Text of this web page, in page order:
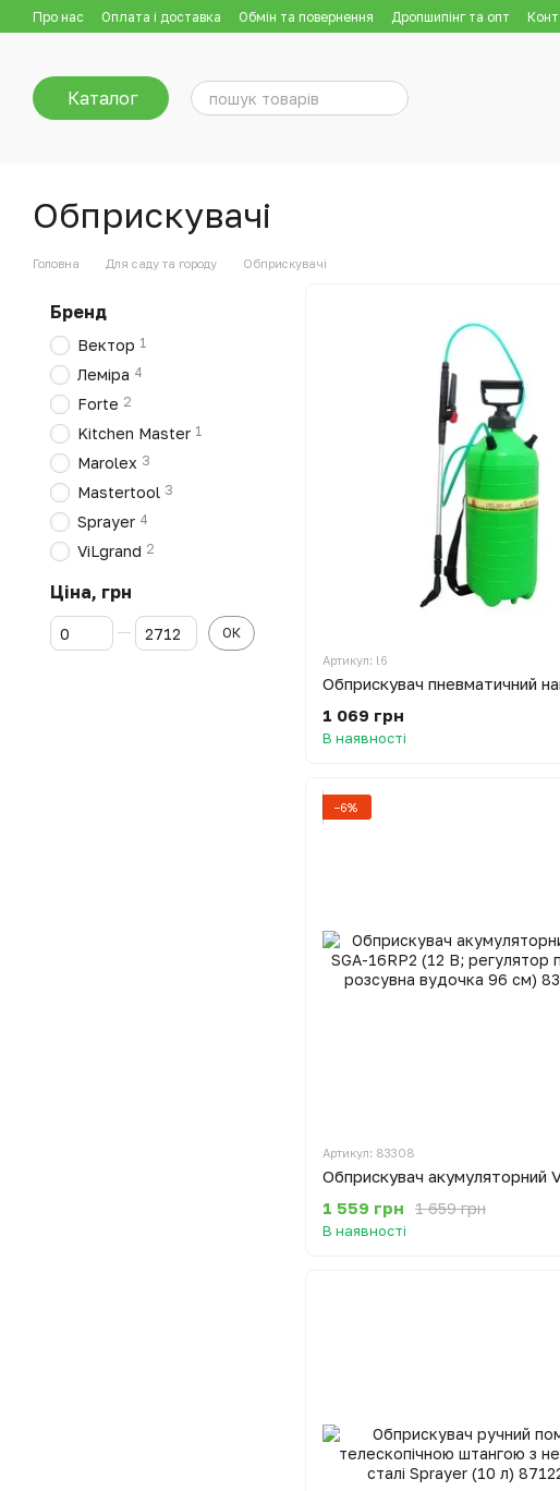
Перейти до основного контенту
Про нас Оплата і доставка Обмін та повернення Дропшипінг та опт
Каталог
Обприскувачі
Головна Для саду та городу Обприскувачі
Артикул: l6
1 069 грн
В наявності
−6%
Артикул: 83308
1 659 грн
1 559 грн
В наявності
Бренд
Вектор 1
Леміра 4
Forte 2
Kitchen Master 1
Marolex 3
Mastertool 3
Sprayer 4
ViLgrand 2
Ціна, грн
Від Ціна, грн
До Ціна, грн ОК